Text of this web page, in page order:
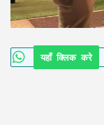
यहाँ क्लिक करे